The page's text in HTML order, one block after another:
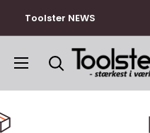
Toolster NEWS
Toolster.dk